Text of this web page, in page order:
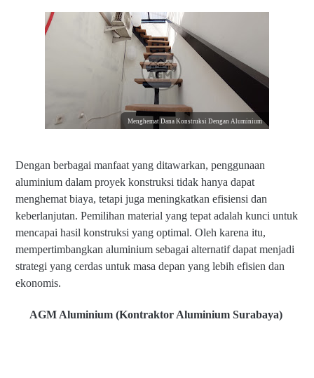
Menghemat Dana Konstruksi Dengan Aluminium
Dengan berbagai manfaat yang ditawarkan, penggunaan
aluminium dalam proyek konstruksi tidak hanya dapat
menghemat biaya, tetapi juga meningkatkan efisiensi dan
keberlanjutan. Pemilihan material yang tepat adalah kunci untuk
mencapai hasil konstruksi yang optimal. Oleh karena itu,
mempertimbangkan aluminium sebagai alternatif dapat menjadi
strategi yang cerdas untuk masa depan yang lebih efisien dan
ekonomis.
AGM Aluminium (Kontraktor Aluminium Surabaya)